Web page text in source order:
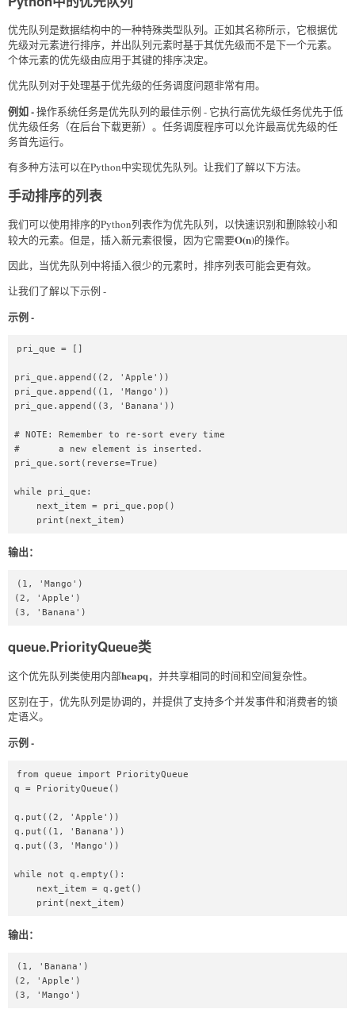
优先队列是数据结构中的一种特殊类型队列。正如其名称所示，它根据优
先级对元素进行排序，并出队列元素时基于其优先级而不是下一个元素。
个体元素的优先级由应用于其键的排序决定。
优先队列对于处理基于优先级的任务调度问题非常有用。
例如 -操作系统任务是优先队列的最佳示例 - 它执行高优先级任务优先于低
优先级任务（在后台下载更新）。任务调度程序可以允许最高优先级的任
务首先运行。
有多种方法可以在Python中实现优先队列。让我们了解以下方法。
手动排序的列表
我们可以使用排序的Python列表作为优先队列，以快速识别和删除较小和
较大的元素。但是，插入新元素很慢，因为它需要O(n)的操作。
因此，当优先队列中将插入很少的元素时，排序列表可能会更有效。
让我们了解以下示例 -
示例 -
pri_que = []
pri_que.append((2, 'Apple'))
pri_que.append((1, 'Mango'))
pri_que.append((3, 'Banana'))
# NOTE: Remember to re-sort every time
#       a new element is inserted.
pri_que.sort(reverse=True)
while pri_que:
    print(next_item)
输出：
(1, 'Mango')
(2, 'Apple')
(3, 'Banana')
queue.PriorityQueue类
这个优先队列类使用内部heapq，并共享相同的时间和空间复杂性。
区别在于，优先队列是协调的，并提供了支持多个并发事件和消费者的锁
定语义。
示例 -
from queue import PriorityQueue
q = PriorityQueue()
q.put((2, 'Apple'))
q.put((1, 'Banana'))
q.put((3, 'Mango'))
while not q.empty():
    print(next_item)
输出：
(1, 'Banana')
(2, 'Apple')
(3, 'Mango')